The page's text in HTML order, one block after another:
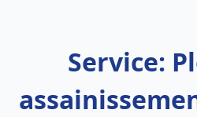
Service: